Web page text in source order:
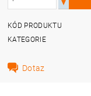
KÓD PRODUKTU
KATEGORIE
Dotaz